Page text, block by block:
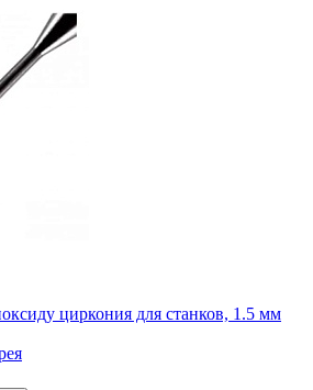
циркония для станков, 1.5 мм